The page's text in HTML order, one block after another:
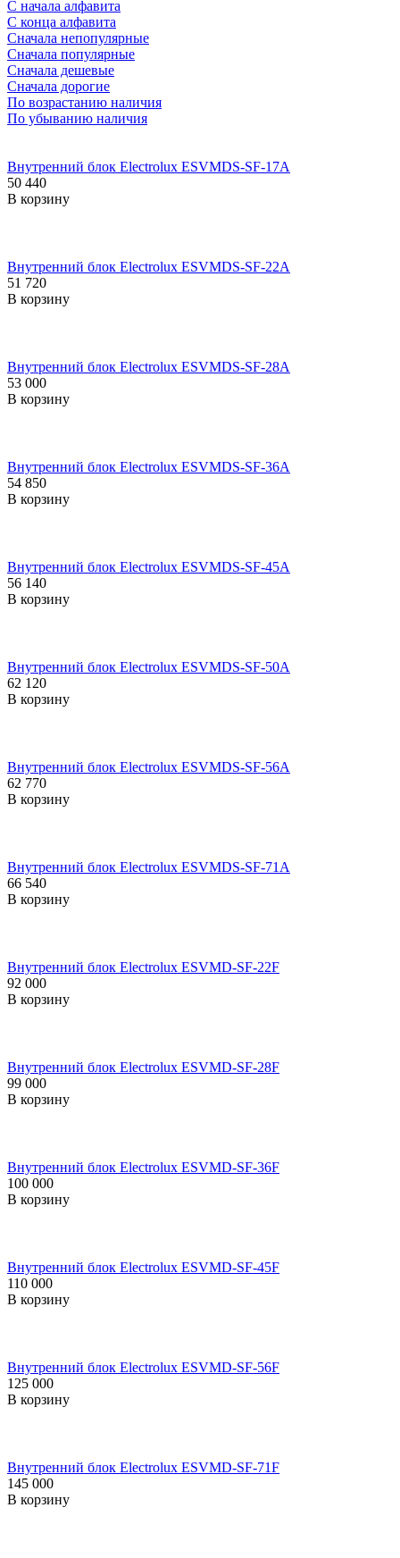
С начала алфавита
С конца алфавита
Сначала непопулярные
Сначала популярные
Сначала дешевые
Сначала дорогие
По возрастанию наличия
По убыванию наличия
Внутренний блок Electrolux ESVMDS-SF-17A
50 440
В корзину
Внутренний блок Electrolux ESVMDS-SF-22A
51 720
В корзину
Внутренний блок Electrolux ESVMDS-SF-28A
53 000
В корзину
Внутренний блок Electrolux ESVMDS-SF-36A
54 850
В корзину
Внутренний блок Electrolux ESVMDS-SF-45A
56 140
В корзину
Внутренний блок Electrolux ESVMDS-SF-50A
62 120
В корзину
Внутренний блок Electrolux ESVMDS-SF-56A
62 770
В корзину
Внутренний блок Electrolux ESVMDS-SF-71A
66 540
В корзину
Внутренний блок Electrolux ESVMD-SF-22F
92 000
В корзину
Внутренний блок Electrolux ESVMD-SF-28F
99 000
В корзину
Внутренний блок Electrolux ESVMD-SF-36F
100 000
В корзину
Внутренний блок Electrolux ESVMD-SF-45F
110 000
В корзину
Внутренний блок Electrolux ESVMD-SF-56F
125 000
В корзину
Внутренний блок Electrolux ESVMD-SF-71F
145 000
В корзину